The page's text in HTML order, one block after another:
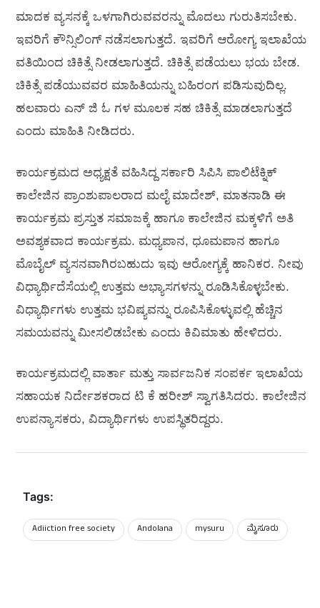
ಮಾದಕ ವ್ಯಸನಕ್ಕೆ ಒಳಗಾಗಿರುವವರನ್ನು ಮೊದಲು ಗುರುತಿಸಬೇಕು.
ಇವರಿಗೆ ಕೌನ್ಸಿಲಿಂಗ್ ನಡೆಸಲಾಗುತ್ತದೆ. ಇವರಿಗೆ ಆರೋಗ್ಯ ಇಲಾಖೆಯ
ವತಿಯಿಂದ ಚಿಕಿತ್ಸೆ ನೀಡಲಾಗುತ್ತದೆ. ಚಿಕಿತ್ಸೆ ಪಡೆಯಲು ಭಯ ಬೇಡ.
ಚಿಕಿತ್ಸೆ ಪಡೆಯುವವರ ಮಾಹಿತಿಯನ್ನು ಬಹಿರಂಗ ಪಡಿಸುವುದಿಲ್ಲ.
ಹಲವಾರು ಎನ್ ಜಿ ಓ ಗಳ ಮೂಲಕ ಸಹ ಚಿಕಿತ್ಸೆ ಮಾಡಲಾಗುತ್ತದೆ
ಎಂದು ಮಾಹಿತಿ ನೀಡಿದರು.
ಕಾರ್ಯಕ್ರಮದ ಅಧ್ಯಕ್ಷತೆ ವಹಿಸಿದ್ದ ಸರ್ಕಾರಿ ಸಿಪಿಸಿ ಪಾಲಿಟೆಕ್ನಿಕ್
ಕಾಲೇಜಿನ ಪ್ರಾಂಶುಪಾಲರಾದ ಮಲೈ ಮಾದೇಶ್, ಮಾತನಾಡಿ ಈ
ಕಾರ್ಯಕ್ರಮ ಪ್ರಸ್ತುತ ಸಮಾಜಕ್ಕೆ ಹಾಗೂ ಕಾಲೇಜಿನ ಮಕ್ಕಳಿಗೆ ಅತಿ
ಅವಶ್ಯಕವಾದ ಕಾರ್ಯಕ್ರಮ. ಮಧ್ಯಪಾನ, ಧೂಮಪಾನ ಹಾಗೂ
ಮೊಬೈಲ್ ವ್ಯಸನವಾಗಿರಬಹುದು ಇವು ಆರೋಗ್ಯಕ್ಕೆ ಹಾನಿಕರ. ನೀವು
ವಿಧ್ಯಾರ್ಥಿದೆಸೆಯಲ್ಲಿ ಉತ್ತಮ ಅಭ್ಯಾಸಗಳನ್ನು ರೂಡಿಸಿಕೊಳ್ಳಬೇಕು.
ವಿಧ್ಯಾರ್ಥಿಗಳು ಉತ್ತಮ ಭವಿಷ್ಯವನ್ನು ರೂಪಿಸಿಕೊಳ್ಳುವಲ್ಲಿ ಹೆಚ್ಚಿನ
ಸಮಯವನ್ನು ಮೀಸಲಿಡಬೇಕು ಎಂದು ಕಿವಿಮಾತು ಹೇಳಿದರು.
ಕಾರ್ಯಕ್ರಮದಲ್ಲಿ ವಾರ್ತಾ ಮತ್ತು ಸಾರ್ವಜನಿಕ ಸಂಪರ್ಕ ಇಲಾಖೆಯ
ಸಹಾಯಕ ನಿರ್ದೇಶಕರಾದ ಟಿ ಕೆ ಹರೀಶ್ ಸ್ವಾಗತಿಸಿದರು. ಕಾಲೇಜಿನ
ಉಪನ್ಯಾಸಕರು, ವಿದ್ಯಾರ್ಥಿಗಳು ಉಪಸ್ಥಿತರಿದ್ದರು.
Tags:
Adiiction free society Andolana mysuru ಮೈಸೂರು